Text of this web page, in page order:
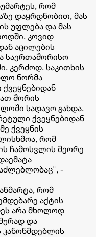
რომ
დაყრდნობით, მას
უფლება და მას
კოვიდ
აცილების
საერთაშორისო
კერძოდ, საკითხის
ნორმა
შორის
სადავო გახდა,
ქვეყნებიდან
ქვეყნის
რომ
ჩამოსვლის მეორე
-
რომ
აქტის
არა მხოლოდ
და
კანონმდებლის